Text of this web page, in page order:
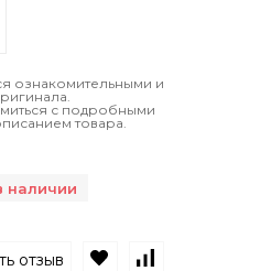
ознакомительными и
с подробными
товара.
наличии
отзыв В избранное